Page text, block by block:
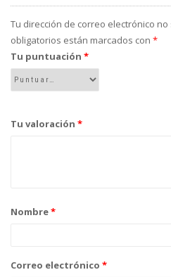
Tu dirección de correo electrónico
obligatorios están marcados con *
Tu puntuación *
Tu valoración *
Nombre*
Correo electrónico *